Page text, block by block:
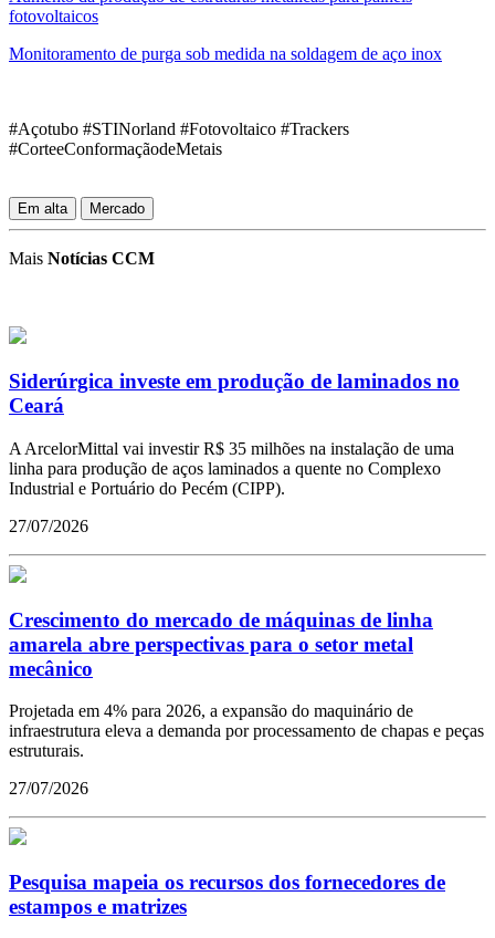
fotovoltaicos
Monitoramento de purga sob medida na soldagem de aço inox
#Açotubo #STINorland #Fotovoltaico #Trackers
#CorteeConformaçãodeMetais
Em alta Mercado
Mais Notícias CCM
Siderúrgica investe em produção de laminados no
Ceará
A ArcelorMittal vai investir R$ 35 milhões na instalação de uma
linha para produção de aços laminados a quente no Complexo
Industrial e Portuário do Pecém (CIPP).
27/07/2026
Crescimento do mercado de máquinas de linha
amarela abre perspectivas para o setor metal
mecânico
Projetada em 4% para 2026, a expansão do maquinário de
infraestrutura eleva a demanda por processamento de chapas e peças
estruturais.
27/07/2026
Pesquisa mapeia os recursos dos fornecedores de
estampos e matrizes